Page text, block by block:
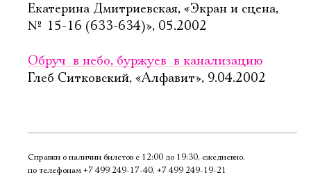
Екатерина Дмитриевская, «Экран и сцена,
№ 15-16 (633-634)», 05.2002
Обруч  в небо, буржуев  в канализацию
Глеб Ситковский, «Алфавит», 9.04.2002
Справки о наличии билетов с 12:00 до 19:30, ежедневно,
по телефонам +7 499 249‑17‑40, +7 499 249‑19‑21